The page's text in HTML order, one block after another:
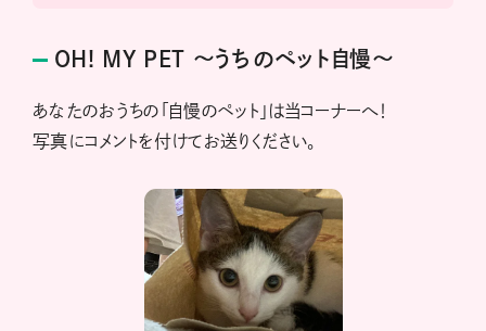
OH! MY PET 〜うちのペット自慢〜
あなたのおうちの「自慢のペット」は当コーナーへ！
写真にコメントを付けてお送りください。